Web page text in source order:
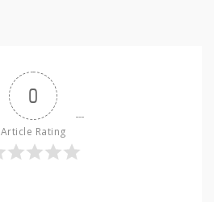
0
Article Rating